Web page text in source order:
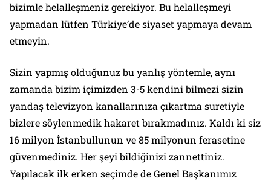
bizimle helalleşmeniz gerekiyor. Bu helalleşmeyi
yapmadan lütfen Türkiye’de siyaset yapmaya devam
etmeyin.
Sizin yapmış olduğunuz bu yanlış yöntemle, aynı
zamanda bizim içimizden 3-5 kendini bilmezi sizin
yandaş televizyon kanallarınıza çıkartma suretiyle
bizlere söylenmedik hakaret bırakmadınız. Kaldı ki siz
16 milyon İstanbullunun ve 85 milyonun ferasetine
güvenmediniz. Her şeyi bildiğinizi zannettiniz.
Yapılacak ilk erken seçimde de Genel Başkanımız